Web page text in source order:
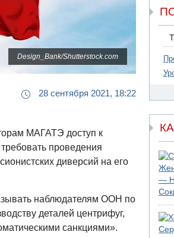
Design_Bank/Shutterstock.com
28 сентября 2021, 18:22
МАГАТЭ доступ к
проведения
диверсий на его
наблюдателям ООН по
деталей центрифуг,
санкциями».
На
В